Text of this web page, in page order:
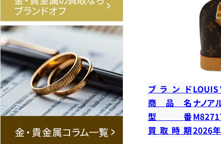
ブランドLOUIS
商品名 ナノア
型番
買取時期2026